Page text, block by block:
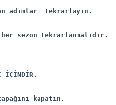
adımları tekrarlayın.
her sezon tekrarlanmalıdır.
İÇİNDİR.
kapatın.